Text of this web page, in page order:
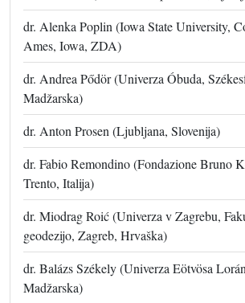
dr. Alenka Poplin (Iowa State University,
Ames, Iowa, ZDA)
dr. Andrea Pődör (Univerza Óbuda,
Madžarska)
dr. Anton Prosen (Ljubljana, Slovenija)
dr. Fabio Remondino (Fondazione Bruno
Trento, Italija)
dr. Miodrag Roić (Univerza v Zagrebu,
geodezijo, Zagreb, Hrvaška)
dr. Balázs Székely (Univerza Eötvösa
Madžarska)